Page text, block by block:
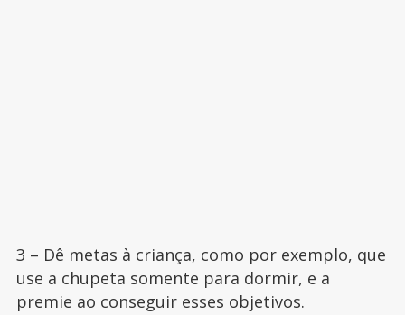
3 – Dê metas à criança, como por exemplo, que
use a chupeta somente para dormir, e a
premie ao conseguir esses objetivos.